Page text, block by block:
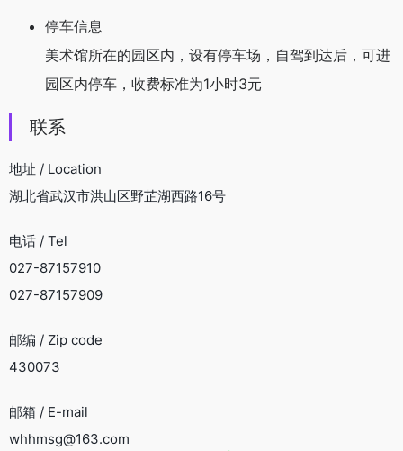
停车信息
美术馆所在的园区内，设有停车场，自驾到达后，可进
园区内停车，收费标准为1小时3元
联系
地址 / Location
湖北省武汉市洪山区野芷湖西路16号
电话 / Tel
027-87157910
027-87157909
邮编 / Zip code
430073
邮箱 / E-mail
whhmsg@163.com